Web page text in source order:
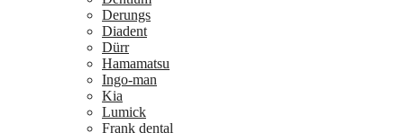
Derungs
Diadent
Dürr
Hamamatsu
Ingo-man
Kia
Lumick
Frank dental